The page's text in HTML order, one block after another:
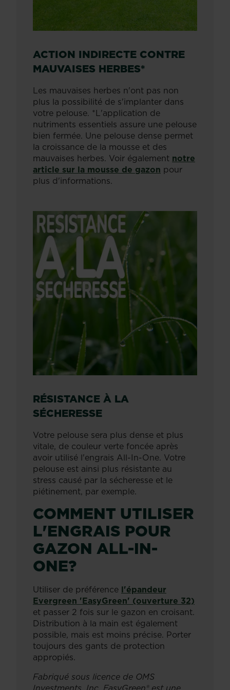
ACTION INDIRECTE CONTRE
MAUVAISES HERBES*
Les mauvaises herbes n'ont pas non
plus la possibilité de s'implanter dans
votre pelouse. *L'application de
nutriments essentiels assure une pelouse
bien fermée. Une pelouse dense permet
la croissance de la mousse et des
mauvaises herbes. Voir également notre
article sur la mousse de gazon pour
plus d'informations.
RÉSISTANCE À LA
SÉCHERESSE
Votre pelouse sera plus dense et plus
vitale, de couleur verte foncée après
avoir utilisé l'engrais All-In-One. Votre
pelouse est ainsi plus résistante au
stress causé par la sécheresse et le
piétinement, par exemple.
COMMENT UTILISER
L'ENGRAIS POUR
GAZON ALL-IN-
ONE?
Utiliser de préférence l'épandeur
Evergreen 'EasyGreen' (ouverture 32)
et passer 2 fois sur le gazon en croisant.
Distribution à la main est également
possible, mais est moins précise. Porter
toujours des gants de protection
appropiés.
Fabriqué sous licence de OMS